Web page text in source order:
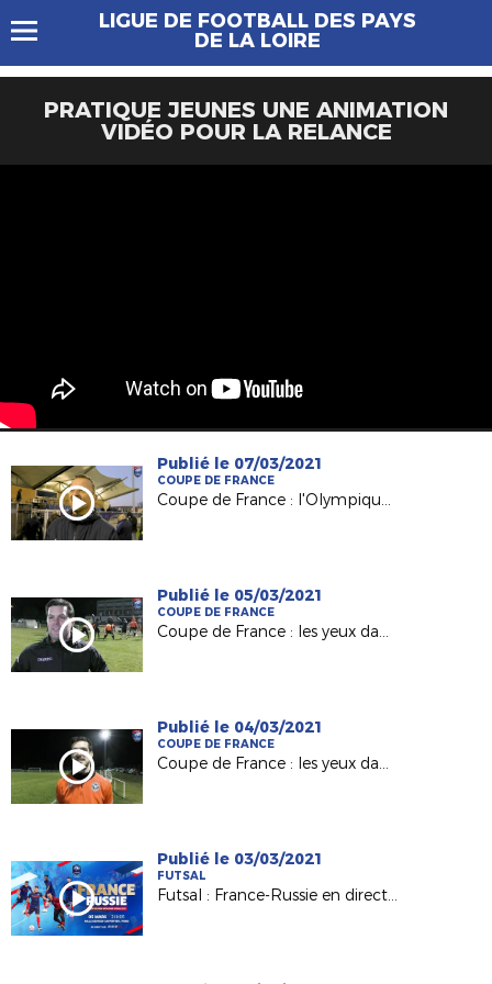
LIGUE DE FOOTBALL DES PAYS
DE LA LOIRE
PRATIQUE JEUNES UNE ANIMATION
VIDÉO POUR LA RELANCE
Publié le 07/03/2021
COUPE DE FRANCE
Coupe de France : l'Olympique Saumur (N3) du coach Julien Sourice en 8es !
Publié le 05/03/2021
COUPE DE FRANCE
Coupe de France : les yeux dans les Voltigeurs de Châteaubriant (Episode 2 )
Publié le 04/03/2021
COUPE DE FRANCE
Coupe de France : les yeux dans les Voltigeurs de Châteaubriant (Episode 1)
Publié le 03/03/2021
FUTSAL
Futsal : France-Russie en direct sur FFF TV ce vendredi !